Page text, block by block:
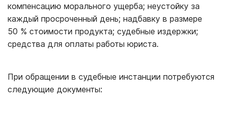
компенсацию морального ущерба; неустойку за
каждый просроченный день; надбавку в размере
50 % стоимости продукта; судебные издержки;
средства для оплаты работы юриста.
При обращении в судебные инстанции потребуются
следующие документы: